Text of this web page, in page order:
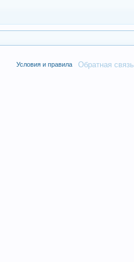
Обратная связь
Условия и правила